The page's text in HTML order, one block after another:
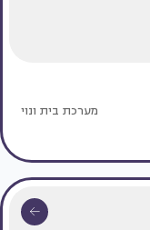
מערכת בית ונוי